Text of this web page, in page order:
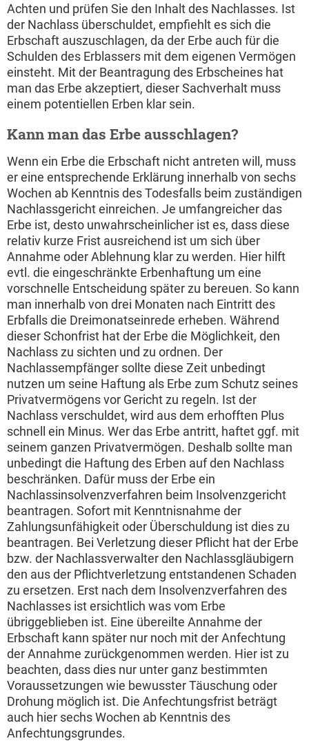
Achten und prüfen Sie den Inhalt des Nachlasses. Ist
der Nachlass überschuldet, empfiehlt es sich die
Erbschaft auszuschlagen, da der Erbe auch für die
Schulden des Erblassers mit dem eigenen Vermögen
einsteht. Mit der Beantragung des Erbscheines hat
man das Erbe akzeptiert, dieser Sachverhalt muss
einem potentiellen Erben klar sein.
Kann man das Erbe ausschlagen?
Wenn ein Erbe die Erbschaft nicht antreten will, muss
er eine entsprechende Erklärung innerhalb von sechs
Wochen ab Kenntnis des Todesfalls beim zuständigen
Nachlassgericht einreichen. Je umfangreicher das
Erbe ist, desto unwahrscheinlicher ist es, dass diese
relativ kurze Frist ausreichend ist um sich über
Annahme oder Ablehnung klar zu werden. Hier hilft
evtl. die eingeschränkte Erbenhaftung um eine
vorschnelle Entscheidung später zu bereuen. So kann
man innerhalb von drei Monaten nach Eintritt des
Erbfalls die Dreimonatseinrede erheben. Während
dieser Schonfrist hat der Erbe die Möglichkeit, den
Nachlass zu sichten und zu ordnen. Der
Nachlassempfänger sollte diese Zeit unbedingt
nutzen um seine Haftung als Erbe zum Schutz seines
Privatvermögens vor Gericht zu regeln. Ist der
Nachlass verschuldet, wird aus dem erhofften Plus
schnell ein Minus. Wer das Erbe antritt, haftet ggf. mit
seinem ganzen Privatvermögen. Deshalb sollte man
unbedingt die Haftung des Erben auf den Nachlass
beschränken. Dafür muss der Erbe ein
Nachlassinsolvenzverfahren beim Insolvenzgericht
beantragen. Sofort mit Kenntnisnahme der
Zahlungsunfähigkeit oder Überschuldung ist dies zu
beantragen. Bei Verletzung dieser Pflicht hat der Erbe
bzw. der Nachlassverwalter den Nachlassgläubigern
den aus der Pflichtverletzung entstandenen Schaden
zu ersetzen. Erst nach dem Insolvenzverfahren des
Nachlasses ist ersichtlich was vom Erbe
übriggeblieben ist. Eine übereilte Annahme der
Erbschaft kann später nur noch mit der Anfechtung
der Annahme zurückgenommen werden. Hier ist zu
beachten, dass dies nur unter ganz bestimmten
Voraussetzungen wie bewusster Täuschung oder
Drohung möglich ist. Die Anfechtungsfrist beträgt
auch hier sechs Wochen ab Kenntnis des
Anfechtungsgrundes.